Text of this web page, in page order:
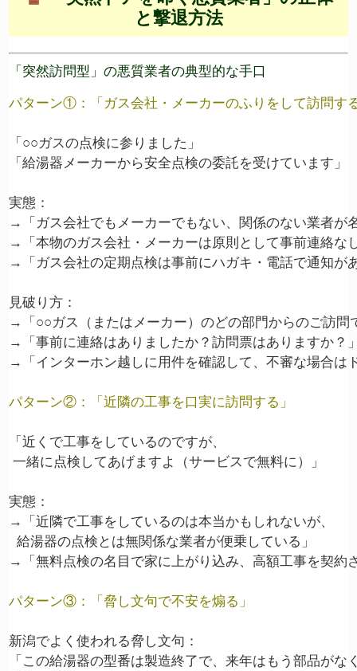
と撃退方法
「突然訪問型」の悪質業者の典型的な手口
パターン①：「ガス会社・メーカーのふりをして訪問す
「○○ガスの点検に参りました」
「給湯器メーカーから安全点検の委託を受けています」
実態：
→「ガス会社でもメーカーでもない、関係のない業者が
→「本物のガス会社・メーカーは原則として事前連絡な
→「ガス会社の定期点検は事前にハガキ・電話で通知が
見破り方：
→「○○ガス（またはメーカー）のどの部門からのご訪問
→「事前に連絡はありましたか？訪問票はありますか？
パターン②：「近隣の工事を口実に訪問する」
「近くで工事をしているのですが、
一緒に点検してあげますよ（サービスで無料に）」
実態：
→「近隣で工事をしているのは本当かもしれないが、
  給湯器の点検とは無関係な業者が便乗している」
パターン③：「脅し文句で不安を煽る」
新潟でよく使われる脅し文句：
「この給湯器の型番は製造終了で、来年はもう部品がな